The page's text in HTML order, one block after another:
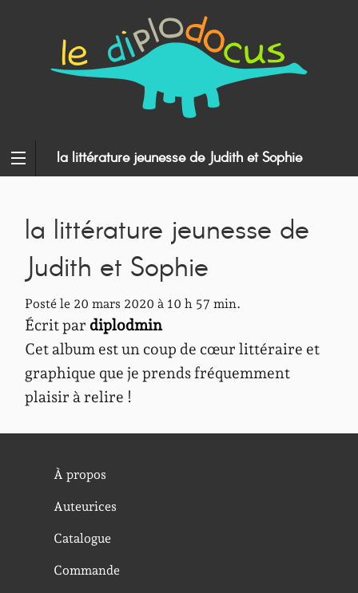
la littérature jeunesse de Judith et Sophie
la littérature jeunesse de
Judith et Sophie
Posté le 20 mars 2020 à 10 h 57 min.
Écrit par diplodmin
Cet album est un coup de cœur littéraire et
graphique que je prends fréquemment
plaisir à relire !
À propos
Auteurices
Catalogue
Commande